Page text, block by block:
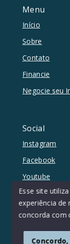
Menu
Início
Sobre
Contato
Financie
Negocie seu
Social
Instagram
Facebook
Youtube
© Copyright
SITE PARA IMOBILIARIA
Esse site utiliza
experiência de
concorda com